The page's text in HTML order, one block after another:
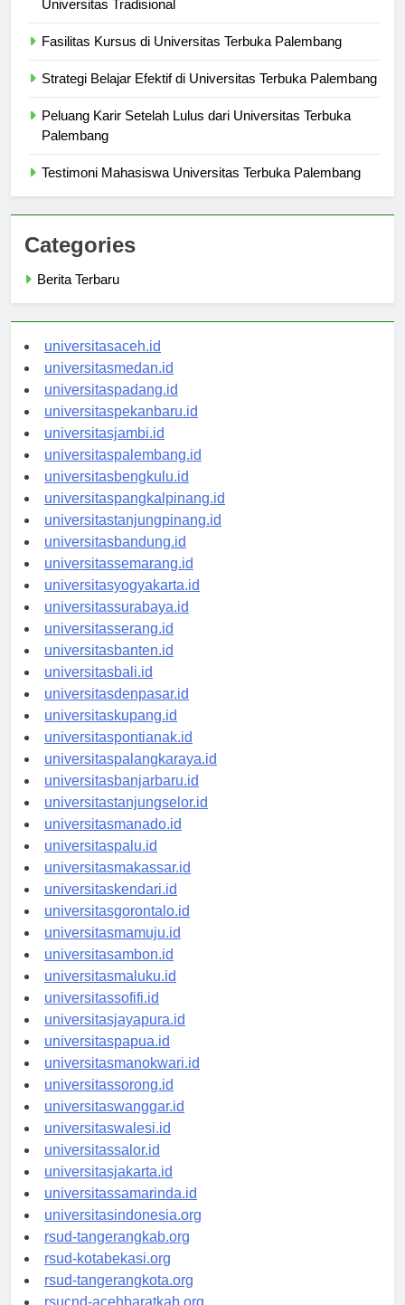
Peluang Karir Setelah Lulus dari Universitas Terbuka
Categories
universitasaceh.id
universitasmedan.id
universitaspadang.id
universitaspekanbaru.id
universitasjambi.id
universitaspalembang.id
universitasbengkulu.id
universitaspangkalpinang.id
universitastanjungpinang.id
universitasbandung.id
universitassemarang.id
universitasyogyakarta.id
universitassurabaya.id
universitasserang.id
universitasbanten.id
universitasbali.id
universitasdenpasar.id
universitaskupang.id
universitaspontianak.id
universitaspalangkaraya.id
universitasbanjarbaru.id
universitastanjungselor.id
universitasmanado.id
universitaspalu.id
universitasmakassar.id
universitaskendari.id
universitasgorontalo.id
universitasmamuju.id
universitasambon.id
universitasmaluku.id
universitassofifi.id
universitasjayapura.id
universitaspapua.id
universitasmanokwari.id
universitassorong.id
universitaswanggar.id
universitaswalesi.id
universitassalor.id
universitasjakarta.id
universitassamarinda.id
universitasindonesia.org
rsud-tangerangkab.org
rsud-kotabekasi.org
rsud-tangerangkota.org